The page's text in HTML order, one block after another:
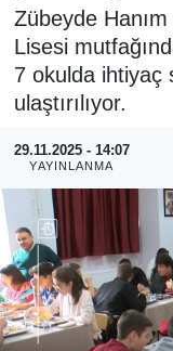
Zübeyde
Lisesi
7 okulda ihtiyaç
ulaştırılıyor.
29.11.2025 - 14:07
YAYINLANMA
SİYASET
SPOR
RESMİ
Tüm
Son Dakika